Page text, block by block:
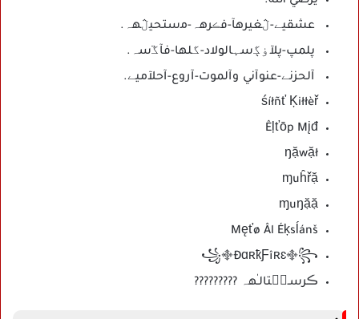
عشقيے-ڷغيرهآ-ﻓڪرهہ-ﻣستحيڷهہ.
پلمپ-پلآﯛﮘسہالولاد-گلها-فآﮜسہ.
آلحزنے-عنوآني وآلموت-آروع-آحلآميے.
śíłñť Ķiłłèř
Êļťōp Mįđ
ŋặwặł
ɱuĥřặ
ɱuŋặặ
Męťø Âl Éķsĺánš
꧁࿇ÐɑʀҟƑîʀɛ࿇꧂
ڪرسـཻٔتالـٰهہ ?????????